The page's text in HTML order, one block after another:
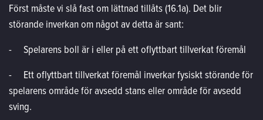
Först måste vi slå fast om lättnad tillåts (16.1a). Det blir
störande inverkan om något av detta är sant:
-
Spelarens boll är i eller på ett oflyttbart tillverkat föremål
-
Ett oflyttbart tillverkat föremål inverkar fysiskt störande för
spelarens område för avsedd stans eller område för avsedd
sving.